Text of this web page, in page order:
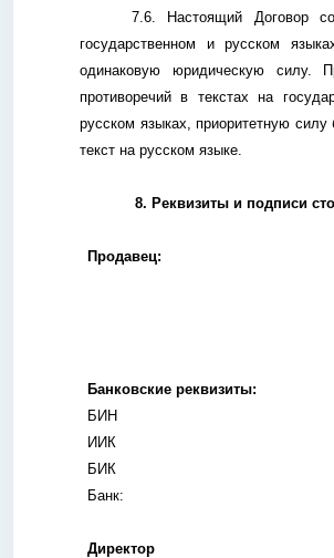
7.6. Настоящий Договор
государственном и русском
одинаковую юридическую силу.
противоречий в текстах на
русском языках, приоритетную силу
текст на русском языке.
8. Реквизиты и подписи
Продавец:
Банковские реквизиты:
БИН
ИИК
БИК
Банк:
Директор